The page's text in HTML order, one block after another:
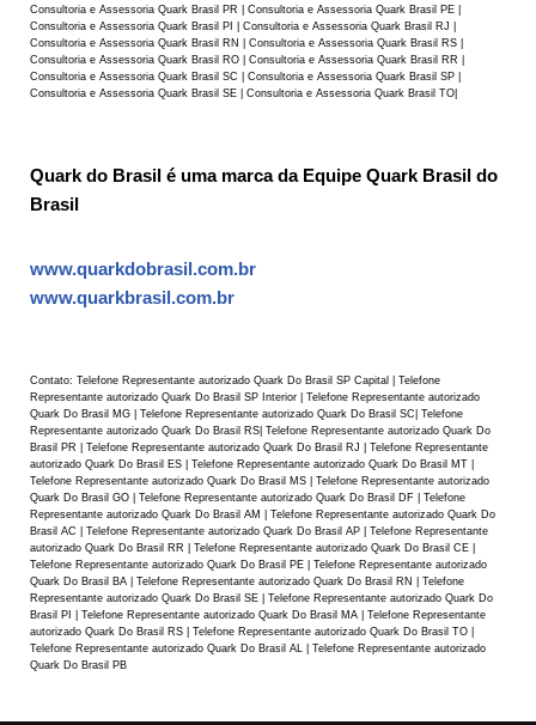
Consultoria e Assessoria Quark Brasil PR | Consultoria e Assessoria Quark Brasil PE |
Consultoria e Assessoria Quark Brasil PI | Consultoria e Assessoria Quark Brasil RJ |
Consultoria e Assessoria Quark Brasil RN | Consultoria e Assessoria Quark Brasil RS |
Consultoria e Assessoria Quark Brasil RO | Consultoria e Assessoria Quark Brasil RR |
Consultoria e Assessoria Quark Brasil SC | Consultoria e Assessoria Quark Brasil SP |
Consultoria e Assessoria Quark Brasil SE | Consultoria e Assessoria Quark Brasil TO|
Quark do Brasil é uma marca da Equipe Quark Brasil do
Brasil
www.quarkdobrasil.com.br
www.quarkbrasil.com.br
Contato: Telefone Representante autorizado Quark Do Brasil SP Capital | Telefone
Representante autorizado Quark Do Brasil SP Interior | Telefone Representante autorizado
Quark Do Brasil MG | Telefone Representante autorizado Quark Do Brasil SC| Telefone
Representante autorizado Quark Do Brasil RS| Telefone Representante autorizado Quark Do
Brasil PR | Telefone Representante autorizado Quark Do Brasil RJ | Telefone Representante
autorizado Quark Do Brasil ES | Telefone Representante autorizado Quark Do Brasil MT |
Telefone Representante autorizado Quark Do Brasil MS | Telefone Representante autorizado
Quark Do Brasil GO | Telefone Representante autorizado Quark Do Brasil DF | Telefone
Representante autorizado Quark Do Brasil AM | Telefone Representante autorizado Quark Do
Brasil AC | Telefone Representante autorizado Quark Do Brasil AP | Telefone Representante
autorizado Quark Do Brasil RR | Telefone Representante autorizado Quark Do Brasil CE |
Telefone Representante autorizado Quark Do Brasil PE | Telefone Representante autorizado
Quark Do Brasil BA | Telefone Representante autorizado Quark Do Brasil RN | Telefone
Representante autorizado Quark Do Brasil SE | Telefone Representante autorizado Quark Do
Brasil PI | Telefone Representante autorizado Quark Do Brasil MA | Telefone Representante
autorizado Quark Do Brasil RS | Telefone Representante autorizado Quark Do Brasil TO |
Telefone Representante autorizado Quark Do Brasil AL | Telefone Representante autorizado
Quark Do Brasil PB